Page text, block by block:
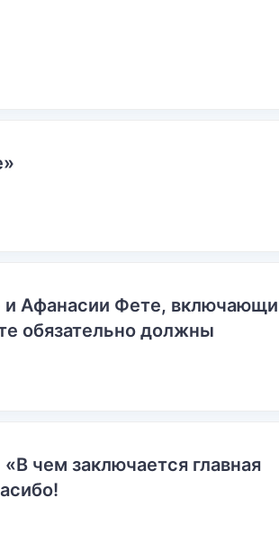
и Афанасии Фете,
обязательно должны
чем заключается главная